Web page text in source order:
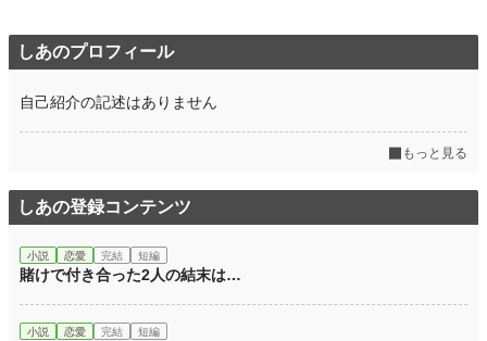
しあのプロフィール
自己紹介の記述はありません
もっと見る
しあの登録コンテンツ
小説 恋愛 完結 短編
賭けで付き合った2人の結末は…
小説 恋愛 完結 短編